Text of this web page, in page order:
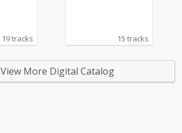
19 tracks 15 tracks
View More Digital Catalog